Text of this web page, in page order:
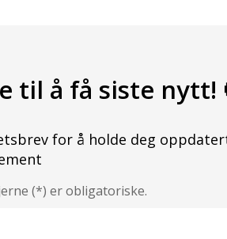
til å få siste nytt!
for å holde deg
(*) er obligatoriske.